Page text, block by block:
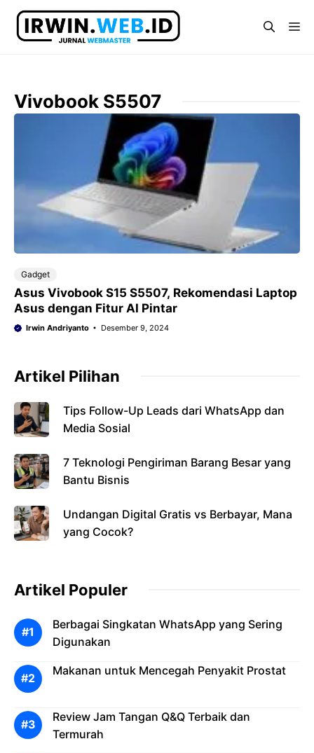
Langsung
Vivobook S5507
Gadget
Asus Vivobook S15 S5507, Rekomendasi Laptop
Asus dengan Fitur AI Pintar
Irwin Andriyanto Desember 9, 2024
Artikel Pilihan
Tips Follow-Up Leads dari WhatsApp dan
Media Sosial
7 Teknologi Pengiriman Barang Besar yang
Bantu Bisnis
Undangan Digital Gratis vs Berbayar, Mana
yang Cocok?
Artikel Populer
Berbagai Singkatan WhatsApp yang Sering
Digunakan
Makanan untuk Mencegah Penyakit Prostat
Review Jam Tangan Q&Q Terbaik dan
Termurah